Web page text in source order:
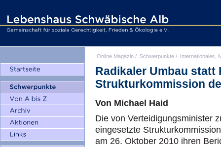
Online Magazin / Schwerpunkte / Internationales,
Radikaler Umbau statt
Strukturkommission
Von Michael Haid
Die von Verteidigungsminister
eingesetzte
am 26. Oktober 2010 ihren